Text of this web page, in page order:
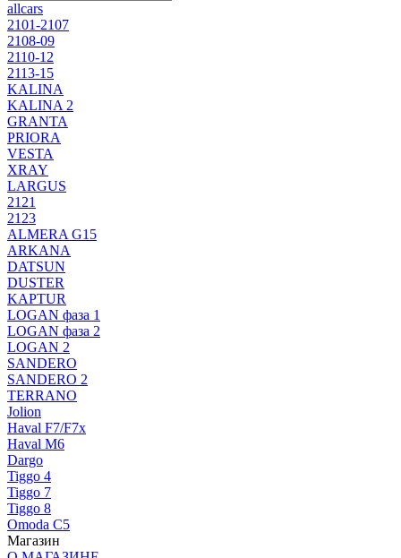
allcars
2101-2107
2108-09
2110-12
2113-15
KALINA
KALINA 2
GRANTA
PRIORA
VESTA
XRAY
LARGUS
2121
2123
ALMERA G15
ARKANA
DATSUN
DUSTER
KAPTUR
LOGAN фаза 1
LOGAN фаза 2
LOGAN 2
SANDERO
SANDERO 2
TERRANO
Jolion
Haval F7/F7x
Haval M6
Dargo
Tiggo 4
Tiggo 7
Tiggo 8
Omoda C5
Магазин